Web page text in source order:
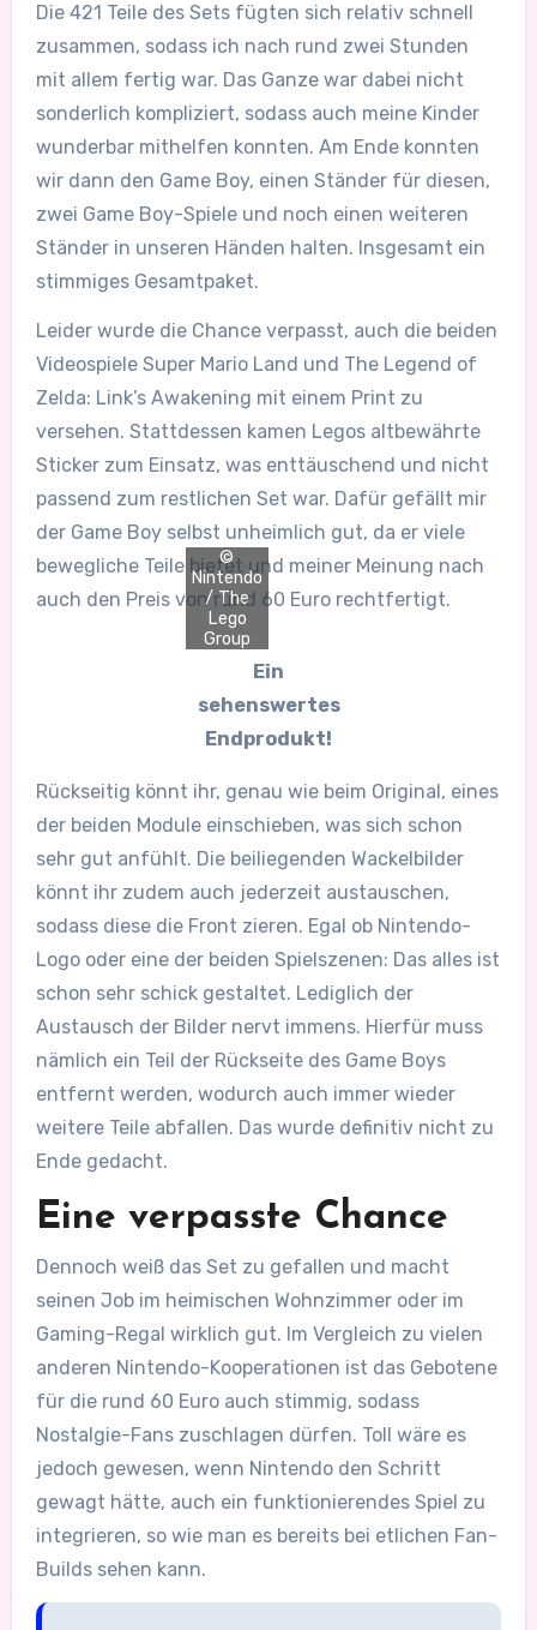
Die 421 Teile des Sets fügten sich relativ schnell
zusammen, sodass ich nach rund zwei Stunden
mit allem fertig war. Das Ganze war dabei nicht
sonderlich kompliziert, sodass auch meine Kinder
wunderbar mithelfen konnten. Am Ende konnten
wir dann den Game Boy, einen Ständer für diesen,
zwei Game Boy-Spiele und noch einen weiteren
Ständer in unseren Händen halten. Insgesamt ein
stimmiges Gesamtpaket.
Leider wurde die Chance verpasst, auch die beiden
Videospiele Super Mario Land und The Legend of
Zelda: Link’s Awakening mit einem Print zu
versehen. Stattdessen kamen Legos altbewährte
Sticker zum Einsatz, was enttäuschend und nicht
passend zum restlichen Set war. Dafür gefällt mir
der Game Boy selbst unheimlich gut, da er viele
bewegliche Teile bietet und meiner Meinung nach
auch den Preis von rund 60 Euro rechtfertigt.
©
Nintendo
/ The
Lego
Group
Ein
sehenswertes
Endprodukt!
Rückseitig könnt ihr, genau wie beim Original, eines
der beiden Module einschieben, was sich schon
sehr gut anfühlt. Die beiliegenden Wackelbilder
könnt ihr zudem auch jederzeit austauschen,
sodass diese die Front zieren. Egal ob Nintendo-
Logo oder eine der beiden Spielszenen: Das alles ist
schon sehr schick gestaltet. Lediglich der
Austausch der Bilder nervt immens. Hierfür muss
nämlich ein Teil der Rückseite des Game Boys
entfernt werden, wodurch auch immer wieder
weitere Teile abfallen. Das wurde definitiv nicht zu
Ende gedacht.
Eine verpasste Chance
Dennoch weiß das Set zu gefallen und macht
seinen Job im heimischen Wohnzimmer oder im
Gaming-Regal wirklich gut. Im Vergleich zu vielen
anderen Nintendo-Kooperationen ist das Gebotene
für die rund 60 Euro auch stimmig, sodass
Nostalgie-Fans zuschlagen dürfen. Toll wäre es
jedoch gewesen, wenn Nintendo den Schritt
gewagt hätte, auch ein funktionierendes Spiel zu
integrieren, so wie man es bereits bei etlichen Fan-
Builds sehen kann.